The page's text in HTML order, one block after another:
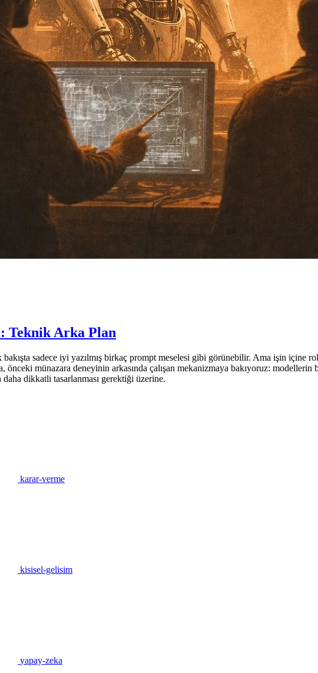
Teknik Arka Plan
sadece iyi yazılmış birkaç prompt meselesi gibi görünebilir. Ama işin içine
önceki münazara deneyinin arkasında çalışan mekanizmaya bakıyoruz: modellerin
dikkatli tasarlanması gerektiği üzerine.
karar-verme
kisisel-gelisim
yapay-zeka